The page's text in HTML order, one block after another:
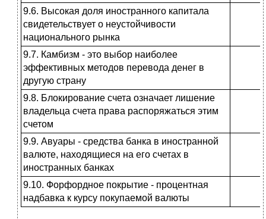
9.6. Высокая доля иностранного капитала
свидетельствует о неустой­чивости
национального рынка
9.7. Камбизм - это выбор наиболее
эффективных методов перевода де­нег в
другую страну
9.8. Блокирование счета означает ли­шение
владельца счета права распо­ряжаться этим
счетом
9.9. Авуары - средства банка в ино­странной
валюте, находящиеся на его счетах в
иностранных банках
9.10. Форфордное покрытие - про­центная
надбавка к курсу покупае­мой валюты